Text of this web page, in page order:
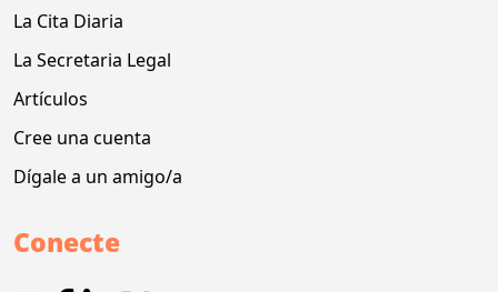
La Cita Diaria
La Secretaria Legal
Artículos
Cree una cuenta
Dígale a un amigo/a
Conecte